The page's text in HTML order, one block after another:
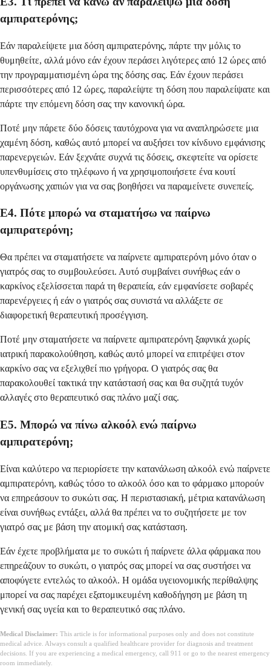
αμπιρατερόνης;
Εάν παραλείψετε μια δόση αμπιρατερόνης, πάρτε την μόλις το
θυμηθείτε, αλλά μόνο εάν έχουν περάσει λιγότερες από 12 ώρες από
την προγραμματισμένη ώρα της δόσης σας. Εάν έχουν περάσει
περισσότερες από 12 ώρες, παραλείψτε τη δόση που παραλείψατε και
πάρτε την επόμενη δόση σας την κανονική ώρα.
Ποτέ μην πάρετε δύο δόσεις ταυτόχρονα για να αναπληρώσετε μια
χαμένη δόση, καθώς αυτό μπορεί να αυξήσει τον κίνδυνο εμφάνισης
παρενεργειών. Εάν ξεχνάτε συχνά τις δόσεις, σκεφτείτε να ορίσετε
υπενθυμίσεις στο τηλέφωνο ή να χρησιμοποιήσετε ένα κουτί
οργάνωσης χαπιών για να σας βοηθήσει να παραμείνετε συνεπείς.
Ε4. Πότε μπορώ να σταματήσω να παίρνω
αμπιρατερόνη;
Θα πρέπει να σταματήσετε να παίρνετε αμπιρατερόνη μόνο όταν ο
γιατρός σας το συμβουλεύσει. Αυτό συμβαίνει συνήθως εάν ο
καρκίνος εξελίσσεται παρά τη θεραπεία, εάν εμφανίσετε σοβαρές
παρενέργειες ή εάν ο γιατρός σας συνιστά να αλλάξετε σε
διαφορετική θεραπευτική προσέγγιση.
Ποτέ μην σταματήσετε να παίρνετε αμπιρατερόνη ξαφνικά χωρίς
ιατρική παρακολούθηση, καθώς αυτό μπορεί να επιτρέψει στον
καρκίνο σας να εξελιχθεί πιο γρήγορα. Ο γιατρός σας θα
παρακολουθεί τακτικά την κατάστασή σας και θα συζητά τυχόν
αλλαγές στο θεραπευτικό σας πλάνο μαζί σας.
Ε5. Μπορώ να πίνω αλκοόλ ενώ παίρνω
αμπιρατερόνη;
Είναι καλύτερο να περιορίσετε την κατανάλωση αλκοόλ ενώ παίρνετε
αμπιρατερόνη, καθώς τόσο το αλκοόλ όσο και το φάρμακο μπορούν
να επηρεάσουν το συκώτι σας. Η περιστασιακή, μέτρια κατανάλωση
είναι συνήθως εντάξει, αλλά θα πρέπει να το συζητήσετε με τον
γιατρό σας με βάση την ατομική σας κατάσταση.
Εάν έχετε προβλήματα με το συκώτι ή παίρνετε άλλα φάρμακα που
επηρεάζουν το συκώτι, ο γιατρός σας μπορεί να σας συστήσει να
αποφύγετε εντελώς το αλκοόλ. Η ομάδα υγειονομικής περίθαλψης
μπορεί να σας παρέχει εξατομικευμένη καθοδήγηση με βάση τη
γενική σας υγεία και το θεραπευτικό σας πλάνο.
Medical Disclaimer: This article is for informational purposes only and does not constitute
medical advice. Always consult a qualified healthcare provider for diagnosis and treatment
decisions. If you are experiencing a medical emergency, call 911 or go to the nearest emergency
room immediately.